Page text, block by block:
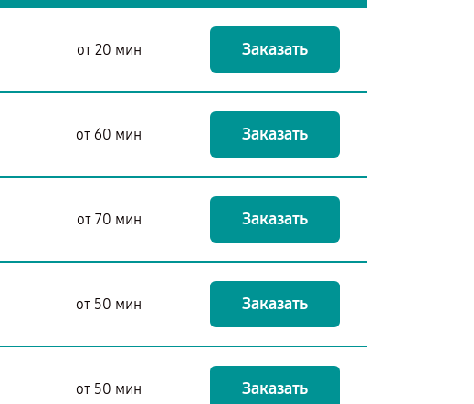
от 20 мин Заказать
от 60 мин Заказать
от 70 мин Заказать
от 50 мин Заказать
от 50 мин Заказать